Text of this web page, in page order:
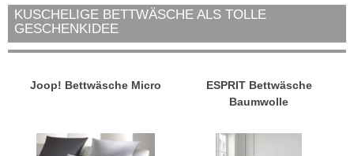
KUSCHELIGE BETTWÄSCHE ALS TOLLE
GESCHENKIDEE
Joop! Bettwäsche Micro
ESPRIT Bettwäsche
Baumwolle